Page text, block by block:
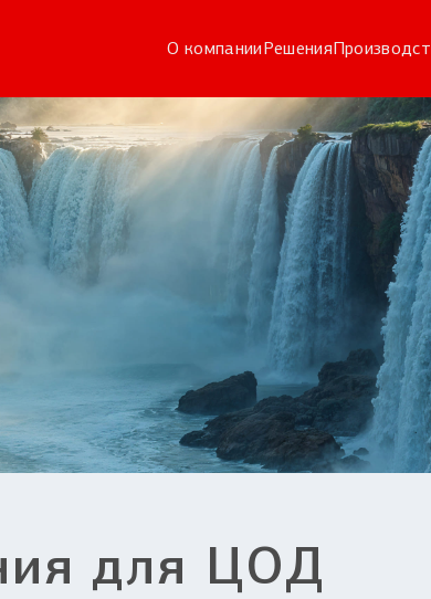
О компанииРешения
для ЦОД